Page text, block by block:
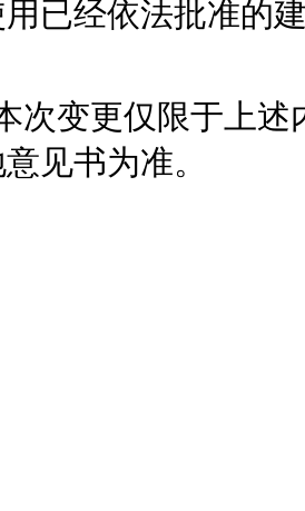
已经依法批准的
变更仅限于上述
见书为准。